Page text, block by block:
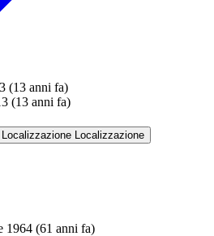
(13 anni fa)
(13 anni fa)
Localizzazione Localizzazione
1964 (61 anni fa)